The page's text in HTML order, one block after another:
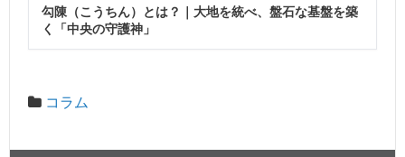
勾陳（こうちん）とは？｜大地を統べ、盤石な基盤を築
く「中央の守護神」
コラム